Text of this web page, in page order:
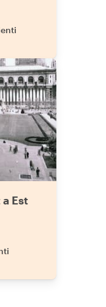
Est